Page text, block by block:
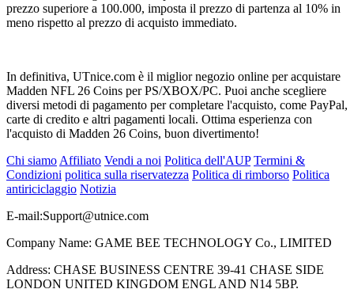
prezzo superiore a 100.000, imposta il prezzo di partenza al 10% in
meno rispetto al prezzo di acquisto immediato.
In definitiva, UTnice.com è il miglior negozio online per acquistare
Madden NFL 26 Coins per PS/XBOX/PC. Puoi anche scegliere
diversi metodi di pagamento per completare l'acquisto, come PayPal,
carte di credito e altri pagamenti locali. Ottima esperienza con
l'acquisto di Madden 26 Coins, buon divertimento!
Chi siamo Affiliato Vendi a noi Politica dell'AUP Termini &
Condizioni politica sulla riservatezza Politica di rimborso Politica
antiriciclaggio Notizia
E-mail:Support@utnice.com
Company Name: GAME BEE TECHNOLOGY Co., LIMITED
Address: CHASE BUSINESS CENTRE 39-41 CHASE SIDE
LONDON UNITED KINGDOM ENGL AND N14 5BP.